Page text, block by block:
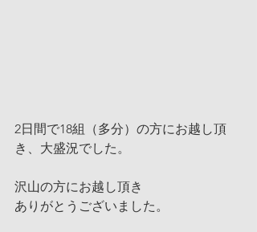
2日間で18組（多分）の方にお越し頂
き、大盛況でした。
沢山の方にお越し頂き
ありがとうございました。